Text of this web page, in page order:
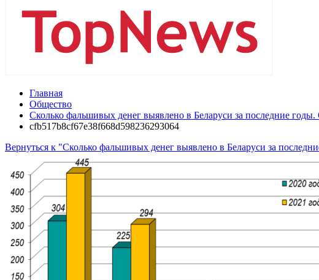
Главная
Общество
Сколько фальшивых денег выявлено в Беларуси за последние
cfb517b8cf67e38f668d598236293064
Вернуться к "Сколько фальшивых денег выявлено в Беларуси за